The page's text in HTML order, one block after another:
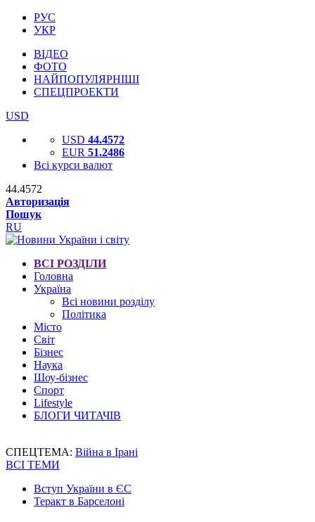
РУС
УКР
ВІДЕО
ФОТО
НАЙПОПУЛЯРНІШІ
СПЕЦПРОЕКТИ
USD
USD 44.4572
EUR 51.2486
Всі курси валют
44.4572
Авторизація
Пошук
RU
ВСІ РОЗДІЛИ
Головна
Україна
Всі новини розділу
Політика
Місто
Світ
Бізнес
Наука
Шоу-бізнес
Спорт
Lifestyle
БЛОГИ ЧИТАЧІВ
СПЕЦТЕМА: Війна в Ірані
ВСІ ТЕМИ
Вступ України в ЄС
Теракт в Барселоні